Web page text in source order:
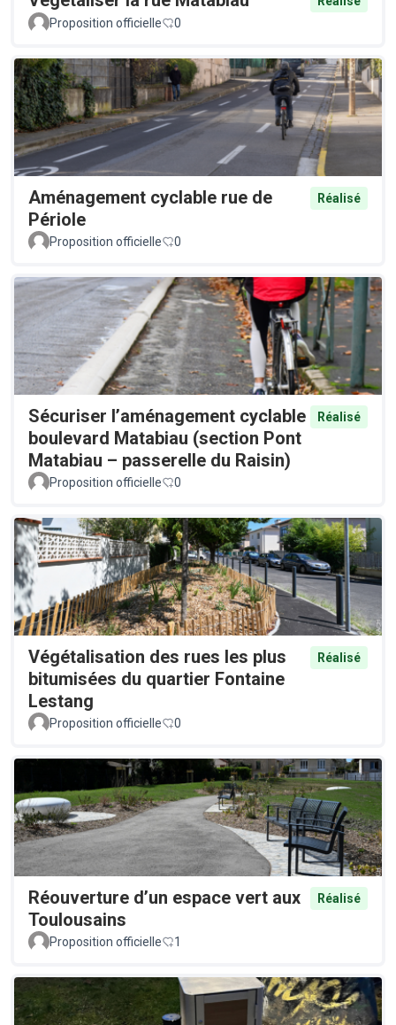
Proposition officielle
0
Aménagement cyclable rue de
Périole
Réalisé
Proposition officielle 0
Sécuriser l’aménagement cyclable
boulevard Matabiau (section Pont
Matabiau – passerelle du Raisin)
Réalisé
Proposition officielle 0
Végétalisation des rues les plus
bitumisées du quartier Fontaine
Lestang
Réalisé
Proposition officielle 0
Réouverture d’un espace vert aux
Toulousains
Réalisé
Proposition officielle 1